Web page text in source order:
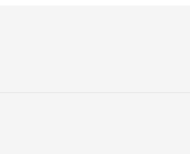
PDF, para que